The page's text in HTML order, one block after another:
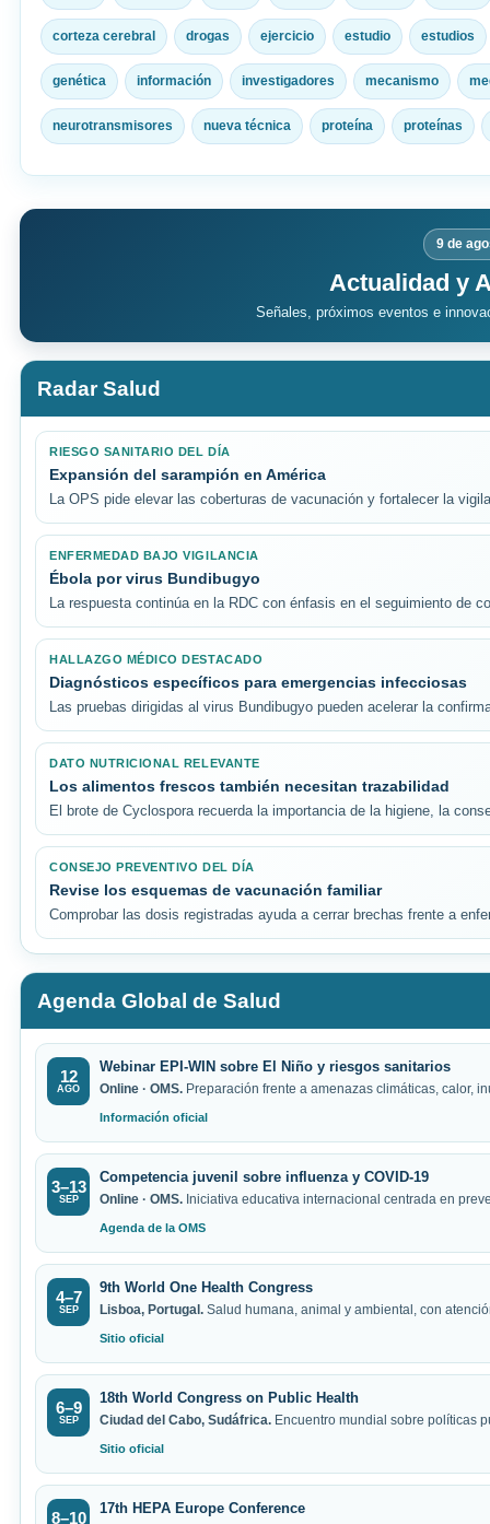
corteza cerebral drogas ejercicio estudio estudios
genética información investigadores mecanismo
neurotransmisores nueva técnica proteína proteínas
9 de
Actualidad y
Señales, próximos eventos e
Radar Salud
RIESGO SANITARIO DEL DÍA
Expansión del sarampión en América
La OPS pide elevar las coberturas de vacunación y fortalecer la
ENFERMEDAD BAJO VIGILANCIA
Ébola por virus Bundibugyo
La respuesta continúa en la RDC con énfasis en el seguimiento de
HALLAZGO MÉDICO DESTACADO
Diagnósticos específicos para emergencias infecciosas
Las pruebas dirigidas al virus Bundibugyo pueden acelerar la
DATO NUTRICIONAL RELEVANTE
Los alimentos frescos también necesitan trazabilidad
El brote de Cyclospora recuerda la importancia de la higiene, la
CONSEJO PREVENTIVO DEL DÍA
Revise los esquemas de vacunación familiar
Comprobar las dosis registradas ayuda a cerrar brechas frente a
Agenda Global de Salud
12
AGO
Webinar EPI-WIN sobre El Niño y riesgos sanitarios
Online · OMS. Preparación frente a amenazas climáticas, calor,
Información oficial
3–13
SEP
Competencia juvenil sobre influenza y COVID-19
Online · OMS. Iniciativa educativa internacional centrada en
Agenda de la OMS
4–7
SEP
9th World One Health Congress
Lisboa, Portugal. Salud humana, animal y ambiental, con
Sitio oficial
6–9
SEP
18th World Congress on Public Health
Ciudad del Cabo, Sudáfrica. Encuentro mundial sobre políticas
Sitio oficial
8–10
17th HEPA Europe Conference